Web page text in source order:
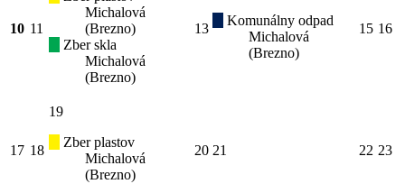
10 11
Michalová
(Brezno)
Zber skla
Michalová
(Brezno)
13
Komunálny odpad
Michalová
(Brezno)
15 16
17 18
19
Zber plastov
Michalová
(Brezno)
20 21 22 23